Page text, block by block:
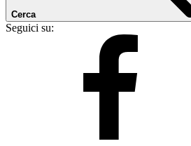
Cerca
Seguici su: